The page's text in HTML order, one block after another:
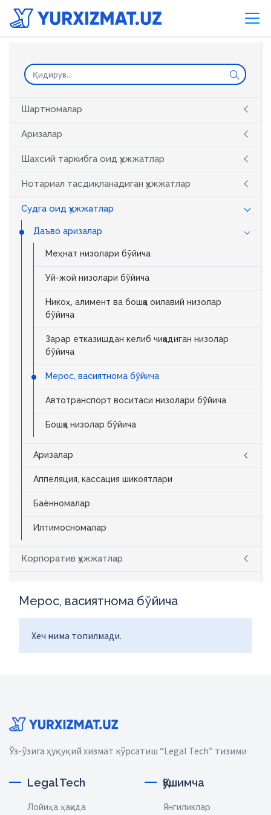
Шартномалар
Аризалар
Шахсий таркибга оид ҳужжатлар
Нотариал тасдиқланадиган ҳужжатлар
Судга оид ҳужжатлар
Даъво аризалар
Меҳнат низолари бўйича
Уй-жой низолари бўйича
Никоҳ, алимент ва бошқа оилавий низолар
бўйича
Зарар етказишдан келиб чиқадиган низолар
бўйича
Мерос, васиятнома бўйича
Автотранспорт воситаси низолари бўйича
Бошқа низолар бўйича
Аризалар
Аппеляция, кассация шикоятлари
Баённомалар
Илтимосномалар
Корпоратив ҳужжатлар
Мерос, васиятнома бўйича
Хеч нима топилмади.
Ўз-ўзига ҳуқуқий хизмат кўрсатиш “Legal Tech” тизими
Legal Tech
Лойиҳа ҳақида
Қўшимча
Янгиликлар